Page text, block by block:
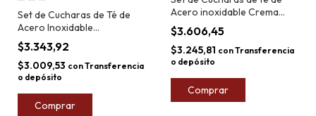
Set de Cucharas de Té de
Acero Inoxidable
Tramontina New Kolor x6
$3.343,92
$3.009,53 conTransferencia
o depósito
Comprar
Acero inoxidable Crema
Tramontina Cor & Cor x2
$3.606,45
$3.245,81 conTransferencia
o depósito
Comprar